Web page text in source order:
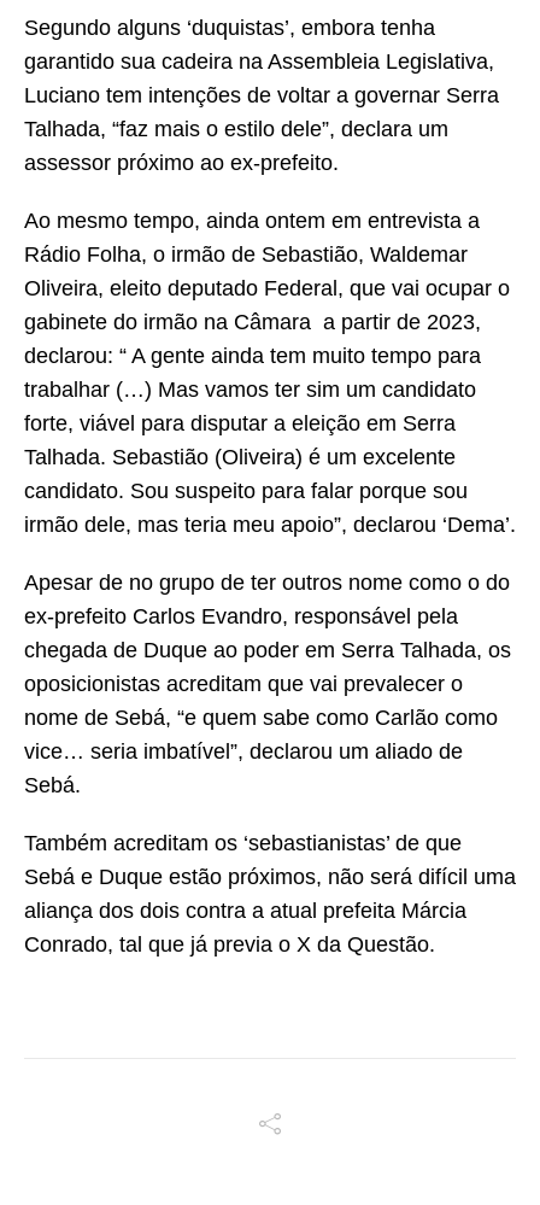
Segundo alguns ‘duquistas’, embora tenha
garantido sua cadeira na Assembleia Legislativa,
Luciano tem intenções de voltar a governar Serra
Talhada, “faz mais o estilo dele”, declara um
assessor próximo ao ex-prefeito.
Ao mesmo tempo, ainda ontem em entrevista a
Rádio Folha, o irmão de Sebastião, Waldemar
Oliveira, eleito deputado Federal, que vai ocupar o
gabinete do irmão na Câmara a partir de 2023,
declarou: “ A gente ainda tem muito tempo para
trabalhar (…) Mas vamos ter sim um candidato
forte, viável para disputar a eleição em Serra
Talhada. Sebastião (Oliveira) é um excelente
candidato. Sou suspeito para falar porque sou
irmão dele, mas teria meu apoio”, declarou ‘Dema’.
Apesar de no grupo de ter outros nome como o do
ex-prefeito Carlos Evandro, responsável pela
chegada de Duque ao poder em Serra Talhada, os
oposicionistas acreditam que vai prevalecer o
nome de Sebá, “e quem sabe como Carlão como
vice… seria imbatível”, declarou um aliado de
Sebá.
Também acreditam os ‘sebastianistas’ de que
Sebá e Duque estão próximos, não será difícil uma
aliança dos dois contra a atual prefeita Márcia
Conrado, tal que já previa o X da Questão.